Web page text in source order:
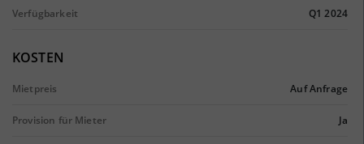
Verfügbarkeit Q1 2024
KOSTEN
Mietpreis Auf Anfrage
Provision für Mieter Ja